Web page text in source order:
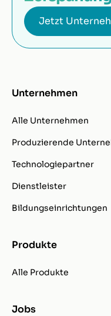
Jetzt
Unternehmen
Alle Unternehmen
Produzierende
Technologiepartner
Dienstleister
Bildungseinrichtungen
Produkte
Alle Produkte
Jobs